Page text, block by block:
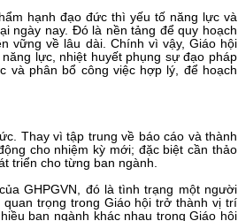
hạnh đạo đức thì yếu tố năng lực và
ngày nay. Đó là nền tảng để quy hoạch
vững về lâu dài. Chính vì vậy, Giáo hội
lực, nhiệt huyết phụng sự đạo pháp
và phân bổ công việc hợp lý, để hoạch
Thay vì tập trung về báo cáo và thành
cho nhiệm kỳ mới; đặc biệt cần thảo
triển cho từng ban ngành.
GHPGVN, đó là tình trạng một người
trọng trong Giáo hội trở thành vị trí
ban ngành khác nhau trong Giáo hội